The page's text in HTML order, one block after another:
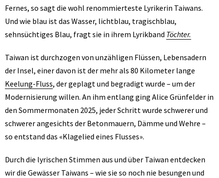
Fernes, so sagt die wohl renommierteste Lyrikerin Taiwans.
Und wie blau ist das Wasser, lichtblau, tragischblau,
sehnsüchtiges Blau, fragt sie in ihrem Lyrikband Töchter.
Taiwan ist durchzogen von unzähligen Flüssen, Lebensadern
der Insel, einer davon ist der mehr als 80 Kilometer lange
Keelung-Fluss, der geplagt und begradigt wurde – um der
Modernisierung willen. An ihm entlang ging Alice Grünfelder in
den Sommermonaten 2025, jeder Schritt wurde schwerer und
schwerer angesichts der Betonmauern, Dämme und Wehre –
so entstand das «Klagelied eines Flusses».
Durch die lyrischen Stimmen aus und über Taiwan entdecken
wir die Gewässer Taiwans – wie sie so noch nie besungen und